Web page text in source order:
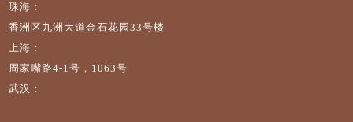
珠海：
香洲区九洲大道金石花园33号楼
上海：
周家嘴路4-1号，1063号
武汉：